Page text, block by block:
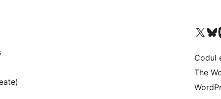
Mergi la contul
Codul
The